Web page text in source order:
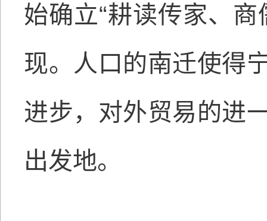
始确立“耕读传家、
现。人口的南迁使得
进步，对外贸易的进
出发地。